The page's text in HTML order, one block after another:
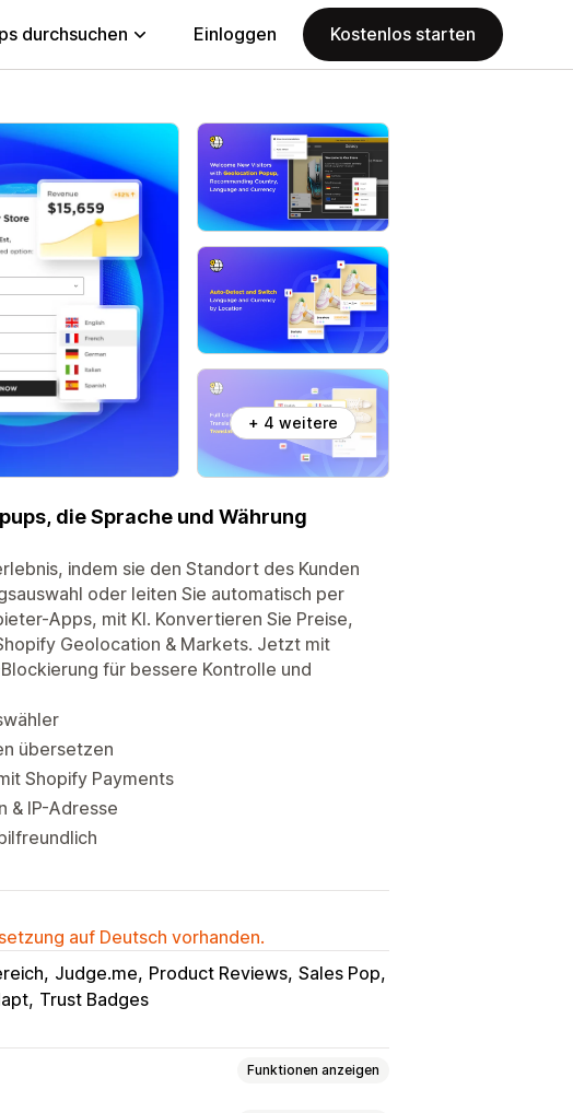
durchsuchen Einloggen Kostenlos starten
+ 4 weitere
die Sprache und Währung
indem sie den Standort des Kunden
oder leiten Sie automatisch per
Apps, mit KI. Konvertieren Sie Preise,
Geolocation & Markets. Jetzt mit
für bessere Kontrolle und
übersetzen
Shopify Payments
& IP-Adresse
auf Deutsch vorhanden.
Judge.me Product Reviews Sales Pop
Trust Badges
Funktionen anzeigen